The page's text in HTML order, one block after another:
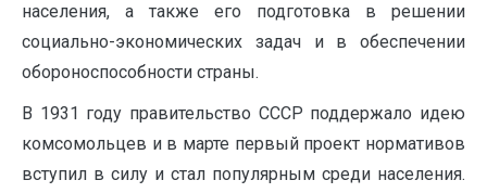
населения, а также его подготовка в решении
социально-экономических задач и в обеспечении
обороноспособности страны.
В 1931 году правительство СССР поддержало идею
комсомольцев и в марте первый проект нормативов
вступил в силу и стал популярным среди населения.